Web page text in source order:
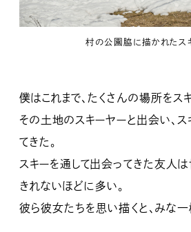
村の公園脇に描かれたス
僕はこれまで、たくさんの場所をス
その土地のスキーヤーと出会い、
てきた。
スキーを通して出会ってきた友人
きれないほどに多い。
彼ら彼女たちを思い描くと、みな一